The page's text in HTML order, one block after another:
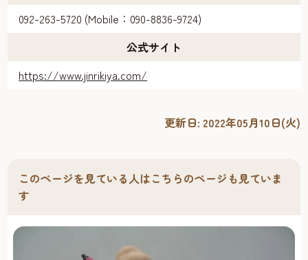
092-263-5720 (Mobile：090-8836-9724)
公式サイト
https://www.jinrikiya.com/
更新日: 2022年05月10日(火)
このページを見ている人はこちらのページも見ていま
す